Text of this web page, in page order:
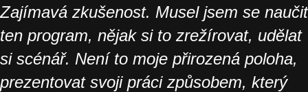
Zajímavá zkušenost. Musel jsem se naučit
ten program, nějak si to zrežírovat, udělat
si scénář. Není to moje přirozená poloha,
prezentovat svoji práci způsobem, který